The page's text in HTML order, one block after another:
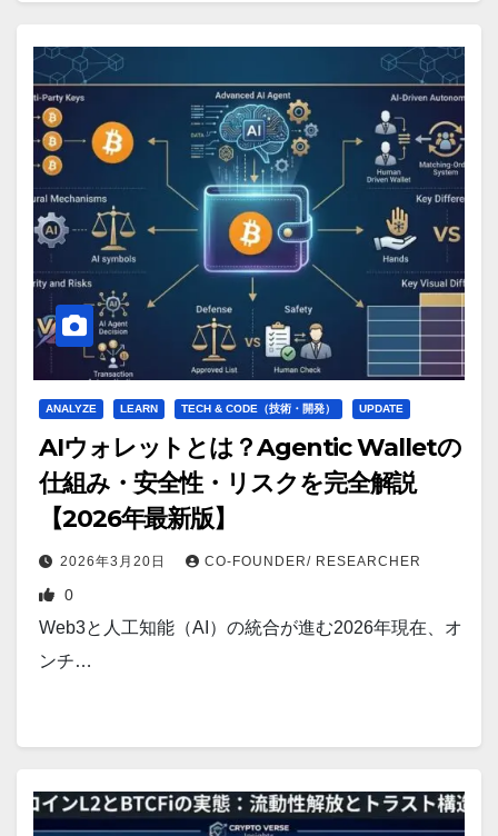
ANALYZE LEARN TECH & CODE（技術・開発） UPDATE
AIウォレットとは？Agentic Walletの
仕組み・安全性・リスクを完全解説
【2026年最新版】
2026年3月20日 CO-FOUNDER/ RESEARCHER
0
Web3と人工知能（AI）の統合が進む2026年現在、オ
ンチ…